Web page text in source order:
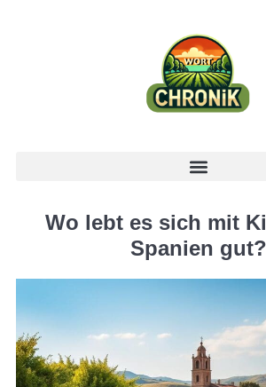
Wo lebt es sich mit
Spanien gut?